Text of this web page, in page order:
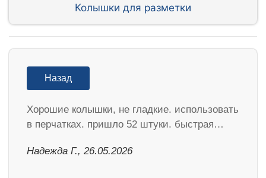
Колышки для разметки
Назад
Хорошие колышки, не гладкие. использовать
в перчатках. пришло 52 штуки. быстрая…
Надежда Г., 26.05.2026